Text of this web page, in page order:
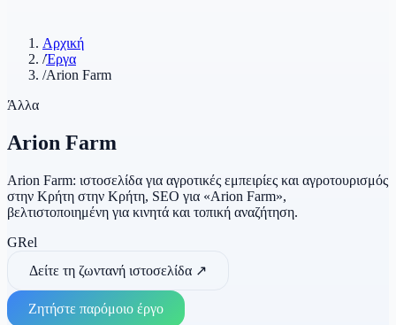
Αρχική
/Έργα
/Arion Farm
Άλλα
Arion Farm
Arion Farm: ιστοσελίδα για αγροτικές εμπειρίες και αγροτουρισμός
στην Κρήτη στην Κρήτη, SEO για «Arion Farm»,
βελτιστοποιημένη για κινητά και τοπική αναζήτηση.
GRel
Δείτε τη ζωντανή ιστοσελίδα ↗
Ζητήστε παρόμοιο έργο